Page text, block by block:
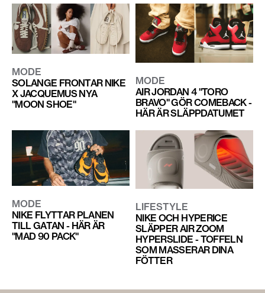
MODE
SOLANGE FRONTAR NIKE
X JACQUEMUS NYA
"MOON SHOE"
MODE
AIR JORDAN 4 "TORO
BRAVO" GÖR COMEBACK -
HÄR ÄR SLÄPPDATUMET
MODE
NIKE FLYTTAR PLANEN
TILL GATAN - HÄR ÄR
"MAD 90 PACK"
LIFESTYLE
NIKE OCH HYPERICE
SLÄPPER AIR ZOOM
HYPERSLIDE - TOFFELN
SOM MASSERAR DINA
FÖTTER